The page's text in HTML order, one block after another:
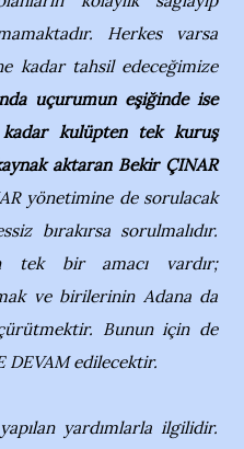
Herkes varsa
kadar tahsil edeceğimize
uçurumun eşiğinde ise
kulüpten tek kuruş
aktaran Bekir ÇINAR
yönetimine de sorulacak
bırakırsa sorulmalıdır.
tek bir amacı vardır;
ve birilerinin Adana da
Bunun için de
DEVAM edilecektir.
yardımlarla ilgilidir.